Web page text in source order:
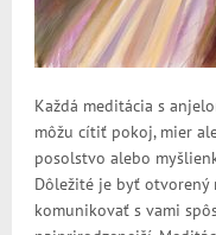
Každá meditácia s
môžu cítiť pokoj, mier
posolstvo alebo
Dôležité je byť otvorený
komunikovať s vami